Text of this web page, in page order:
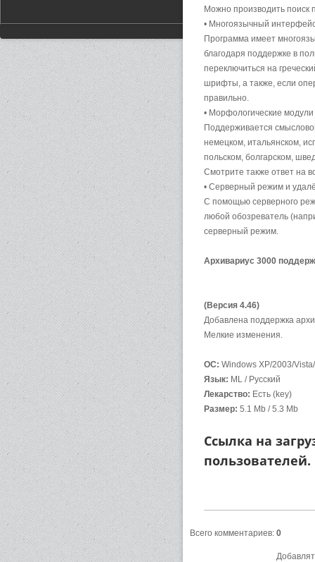
Можно производить поиск
• Многоязычный
Программа имеет
благодаря поддержке в
переключиться на
шрифты, а также, если
правильно.
• Морфологические
Поддерживается
немецком, итальянском,
польском, болгарском,
Смотрите также ответ на
• Серверный режим и
С помощью серверного
любой обозреватель
серверный режим.
Архивариус 3000
(Версия 4.46)
Добавлена поддержка
Мелкие изменения.
ОС: Windows XP/2003/
Язык: ML / Русский
Лекарство: Есть (key)
Размер: 5.1 Mb / 5.3 Mb
Ссылка на
пользователей.
Всего комментариев: 0